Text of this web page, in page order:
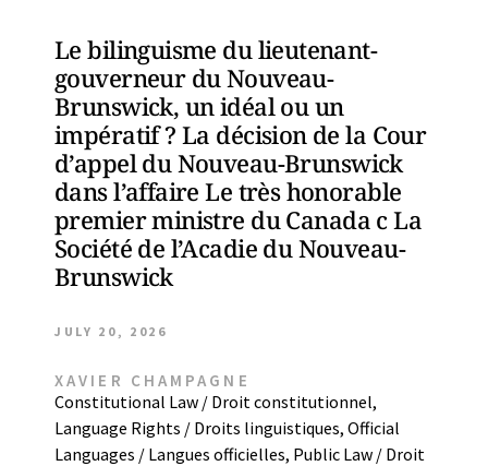
Le bilinguisme du lieutenant-
gouverneur du Nouveau-
Brunswick, un idéal ou un
impératif ? La décision de la Cour
d’appel du Nouveau-Brunswick
dans l’affaire Le très honorable
premier ministre du Canada c La
Société de l’Acadie du Nouveau-
Brunswick
JULY 20, 2026
XAVIER CHAMPAGNE
Constitutional Law / Droit constitutionnel,
Language Rights / Droits linguistiques, Official
Languages / Langues officielles, Public Law / Droit